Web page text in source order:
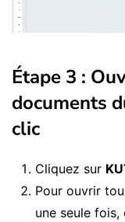
Étape 3 :
documents
clic
Cliquez sur
Pour ouvrir
une seule